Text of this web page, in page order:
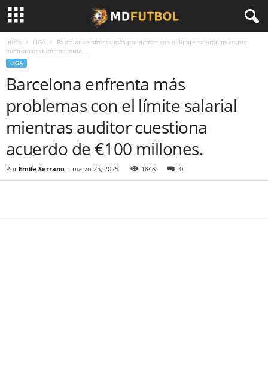
Inicio LIGA
Barcelona enfrenta más problemas con el límite salarial mientras
auditor cuestiona acuerdo...
LIGA
Barcelona enfrenta más
problemas con el límite salarial
mientras auditor cuestiona
acuerdo de €100 millones.
Por Emile Serrano - marzo 25, 2025 1848 0